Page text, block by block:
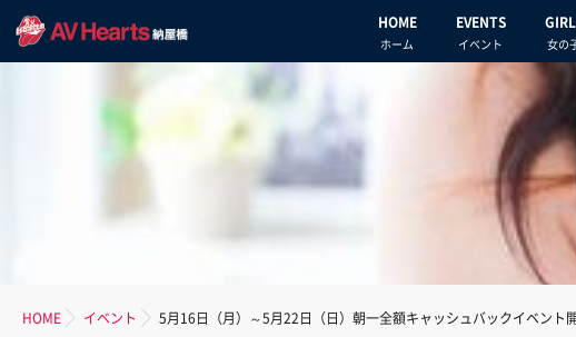
HOME
ホーム
EVENTS
イベント 女の
HOME イベント 5月16日（月）～5月22日（日）朝一全額キャッシュバックイベント